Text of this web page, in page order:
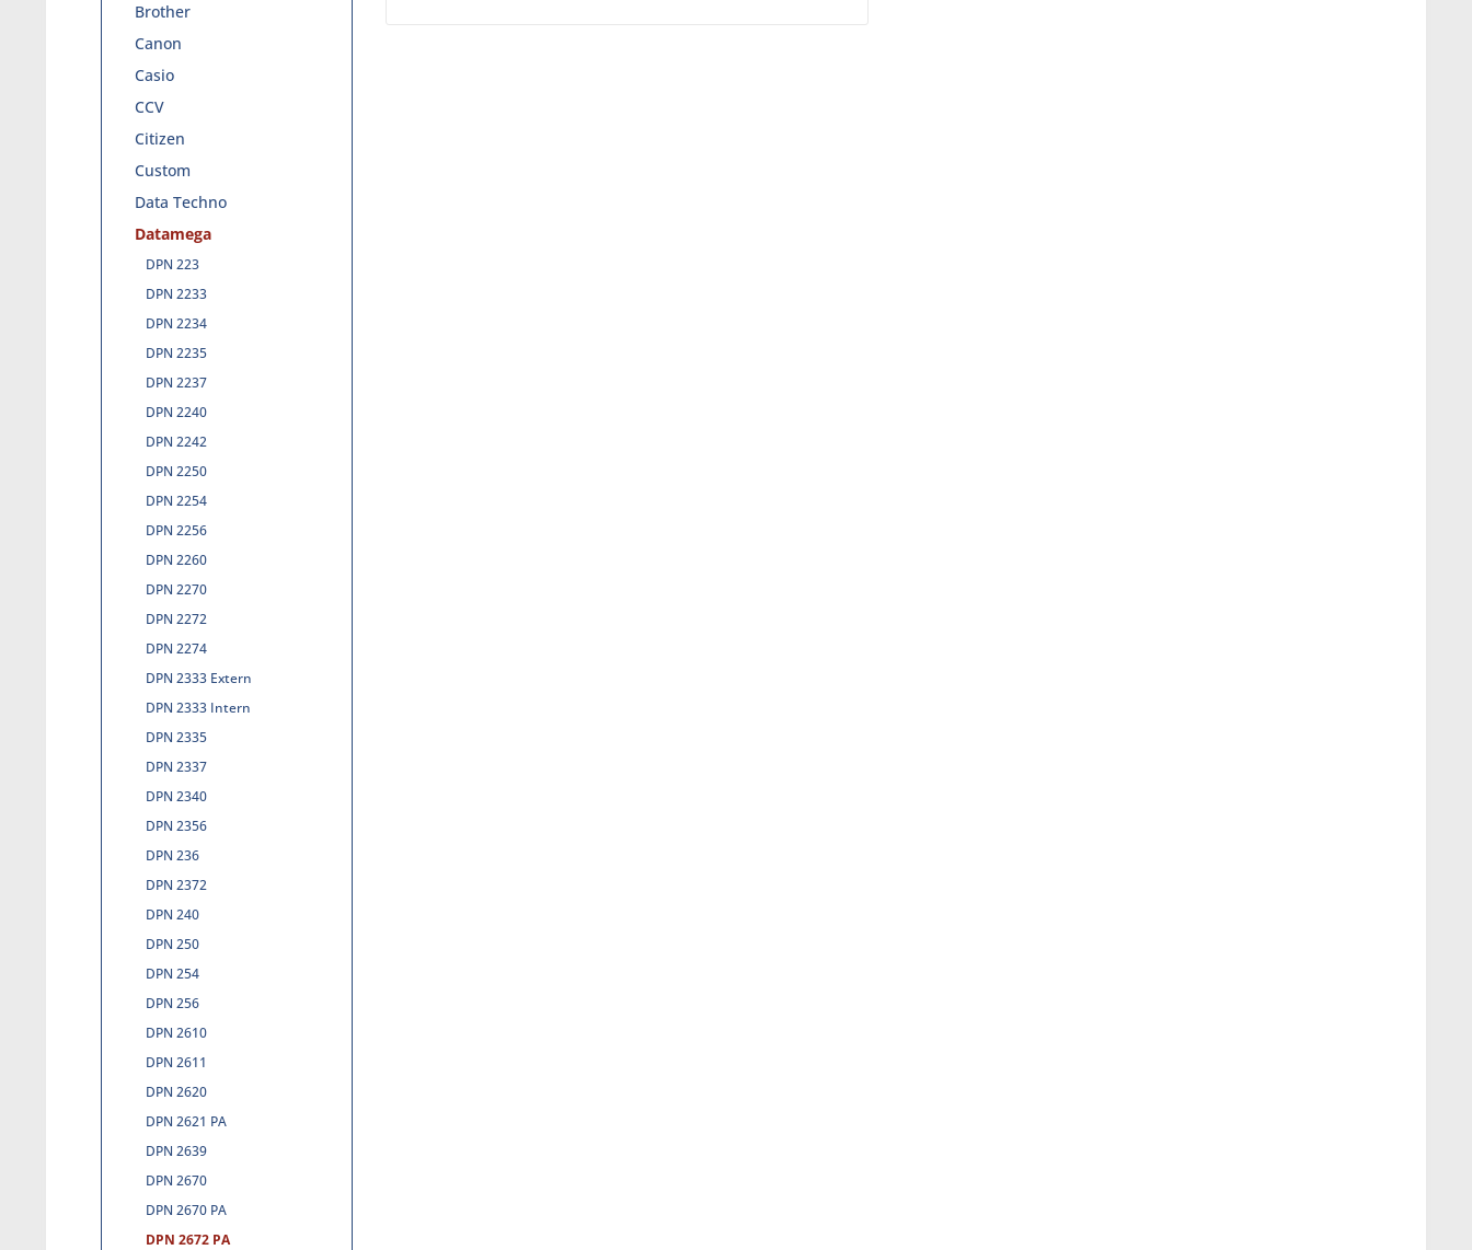
Brother
Canon
Casio
CCV
Citizen
Custom
Data Techno
Datamega
DPN 223
DPN 2233
DPN 2234
DPN 2235
DPN 2237
DPN 2240
DPN 2242
DPN 2250
DPN 2254
DPN 2256
DPN 2260
DPN 2270
DPN 2272
DPN 2274
DPN 2333 Extern
DPN 2333 Intern
DPN 2335
DPN 2337
DPN 2340
DPN 2356
DPN 236
DPN 2372
DPN 240
DPN 250
DPN 254
DPN 256
DPN 2610
DPN 2611
DPN 2620
DPN 2621 PA
DPN 2639
DPN 2670
DPN 2670 PA
DPN 2672 PA